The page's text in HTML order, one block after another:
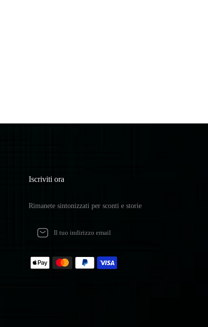
Iscriviti ora
Rimanete sintonizzati per sconti e storie